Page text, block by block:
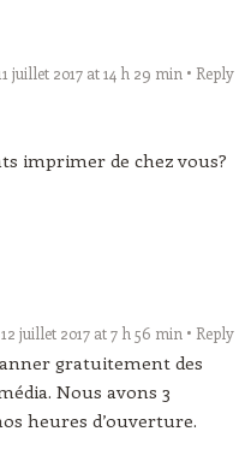
juillet 2017 at 14 h 29 min Reply
imprimer de chez vous?
12 juillet 2017 at 7 h 56 min Reply
gratuitement des
Nous avons 3
heures d’ouverture.